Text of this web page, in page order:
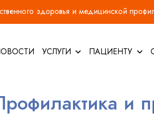
здоровья и медицинской
УСЛУГИ ПАЦИЕНТУ
и